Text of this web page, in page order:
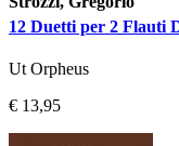
12 Duetti per 2 Flauti
Ut Orpheus
€ 13,95